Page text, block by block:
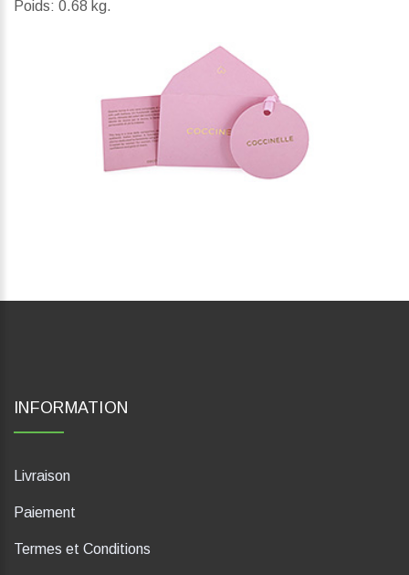
Poids: 0.68 kg.
INFORMATION
Livraison
Paiement
Termes et Conditions